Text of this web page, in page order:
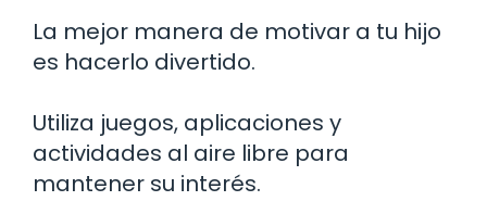
La mejor manera de motivar a tu hijo
es hacerlo divertido.
Utiliza juegos, aplicaciones y
actividades al aire libre para
mantener su interés.